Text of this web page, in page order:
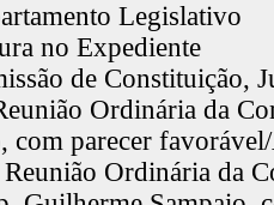
Legislativo
no Expediente
de Constituição,
Ordinária da
com parecer
Ordinária da